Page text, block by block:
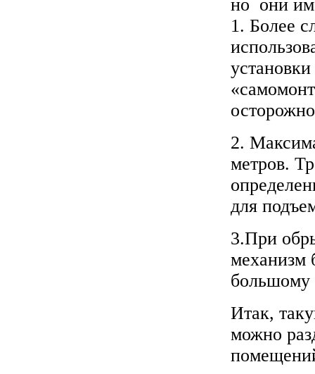
но они
1. Более
2.
метров.
для
3.При
механизм
большому
Итак,
можно